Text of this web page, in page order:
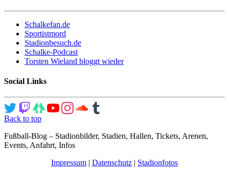
Schalkefan.de
Sportistmord
Stadionbesuch.de
Schalke-Podcast
Torsten Wieland bloggt wieder
Social Links
Back to top
Fußball-Blog – Stadionbilder, Stadien, Hallen, Tickets, Arenen,
Events, Anfahrt, Infos
Impressum | Datenschutz | Stadionfotos